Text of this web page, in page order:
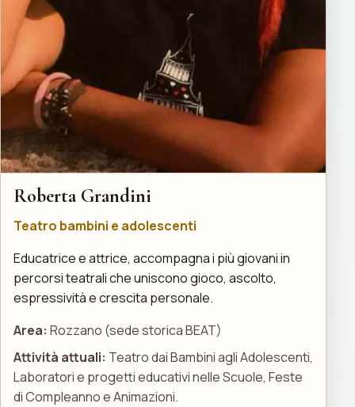
Roberta Grandini
Teatro bambini e adolescenti
Educatrice e attrice, accompagna i più giovani in
percorsi teatrali che uniscono gioco, ascolto,
espressività e crescita personale.
Area: Rozzano (sede storica BEAT)
Attività attuali: Teatro dai Bambini agli Adolescenti,
Laboratori e progetti educativi nelle Scuole, Feste
di Compleanno e Animazioni.